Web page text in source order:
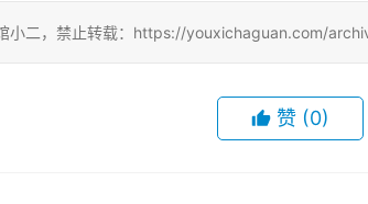
小二，禁止转载：https://youxichaguan.com/
赞 (0)